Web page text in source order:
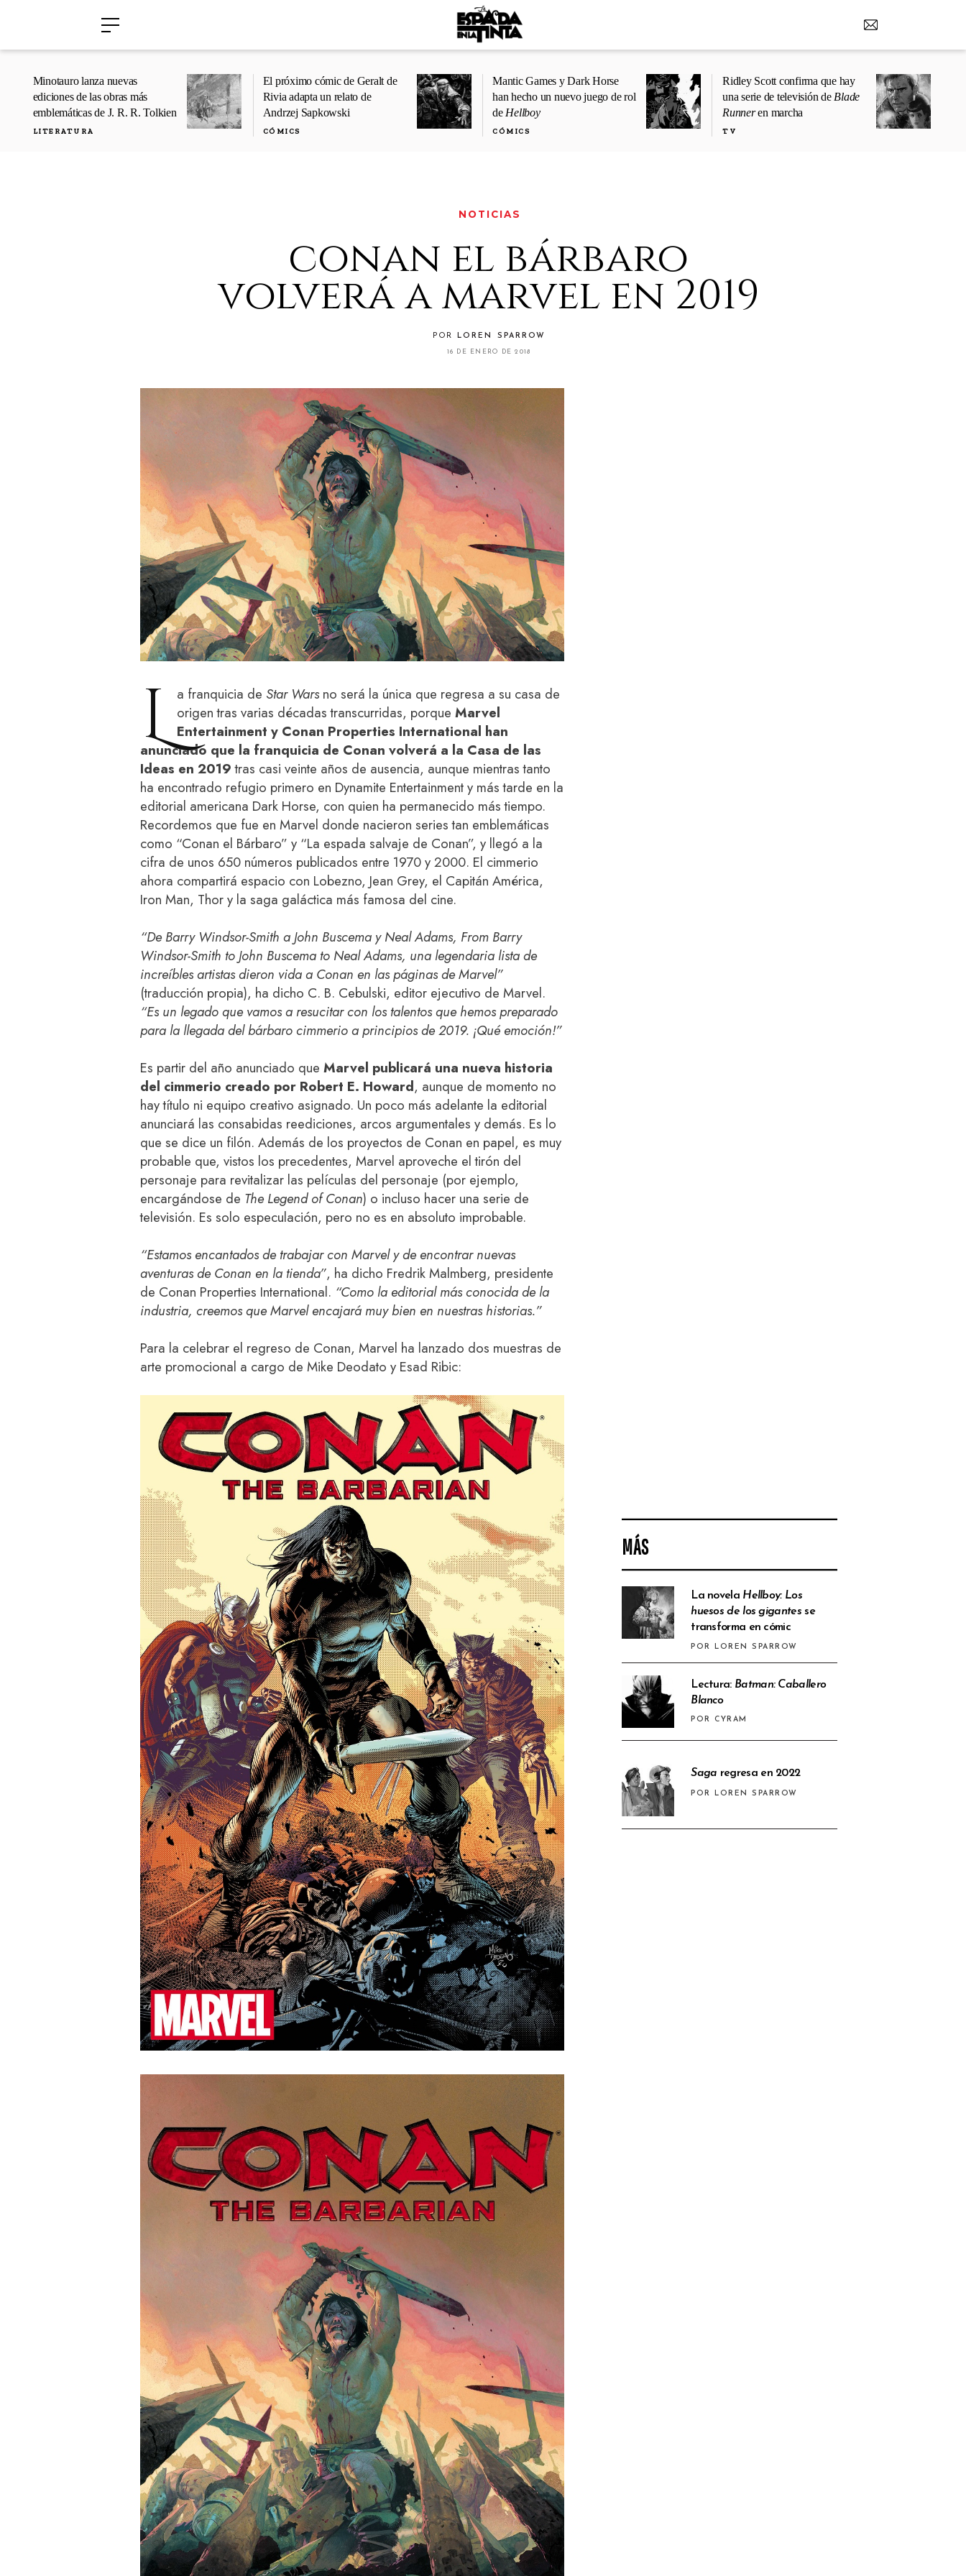
Minotauro lanza nuevas
ediciones de las obras más
emblemáticas de J. R. R. Tolkien
LITERATURA
El próximo cómic de Geralt de
Rivia adapta un relato de
Andrzej Sapkowski
CÓMICS
Mantic Games y Dark Horse
han hecho un nuevo juego de rol
de Hellboy
CÓMICS
Ridley Scott confirma que hay
una serie de televisión de Blade
Runneren marcha
TV
NOTICIAS
conan el bárbaro
volverá a marvel en 2019
POR LOREN SPARROW
16 DE ENERO DE 2018
MÁS
La novela Hellboy: Los
huesos de los gigantesse
transforma en cómic
POR LOREN SPARROW
Lectura: Batman: Caballero
Blanco
POR CYRAM
Saga regresa en 2022
POR LOREN SPARROW
L a franquicia de Star Warsno será la única que regresa a su casa de
origen tras varias décadas transcurridas, porque Marvel
Entertainment y Conan Properties International han
anunciado que la franquicia de Conan volverá a la Casa de las
Ideas en 2019tras casi veinte años de ausencia, aunque mientras tanto
ha encontrado refugio primero en Dynamite Entertainment y más tarde en la
editorial americana Dark Horse, con quien ha permanecido más tiempo.
Recordemos que fue en Marvel donde nacieron series tan emblemáticas
como “Conan el Bárbaro” y “La espada salvaje de Conan”, y llegó a la
cifra de unos 650 números publicados entre 1970 y 2000. El cimmerio
ahora compartirá espacio con Lobezno, Jean Grey, el Capitán América,
Iron Man, Thor y la saga galáctica más famosa del cine.
“De Barry Windsor-Smith a John Buscema y Neal Adams, From Barry
Windsor-Smith to John Buscema to Neal Adams, una legendaria lista de
increíbles artistas dieron vida a Conan en las páginas de Marvel”
(traducción propia), ha dicho C. B. Cebulski, editor ejecutivo de Marvel.
“Es un legado que vamos a resucitar con los talentos que hemos preparado
para la llegada del bárbaro cimmerio a principios de 2019. ¡Qué emoción!”
Es partir del año anunciado que Marvel publicará una nueva historia
del cimmerio creado por Robert E. Howard, aunque de momento no
hay título ni equipo creativo asignado. Un poco más adelante la editorial
anunciará las consabidas reediciones, arcos argumentales y demás. Es lo
que se dice un filón. Además de los proyectos de Conan en papel, es muy
probable que, vistos los precedentes, Marvel aproveche el tirón del
personaje para revitalizar las películas del personaje (por ejemplo,
encargándose de The Legend of Conan) o incluso hacer una serie de
televisión. Es solo especulación, pero no es en absoluto improbable.
“Estamos encantados de trabajar con Marvel y de encontrar nuevas
aventuras de Conan en la tienda”, ha dicho Fredrik Malmberg, presidente
de Conan Properties International. “Como la editorial más conocida de la
industria, creemos que Marvel encajará muy bien en nuestras historias.”
Para la celebrar el regreso de Conan, Marvel ha lanzado dos muestras de
arte promocional a cargo de Mike Deodato y Esad Ribic:
›